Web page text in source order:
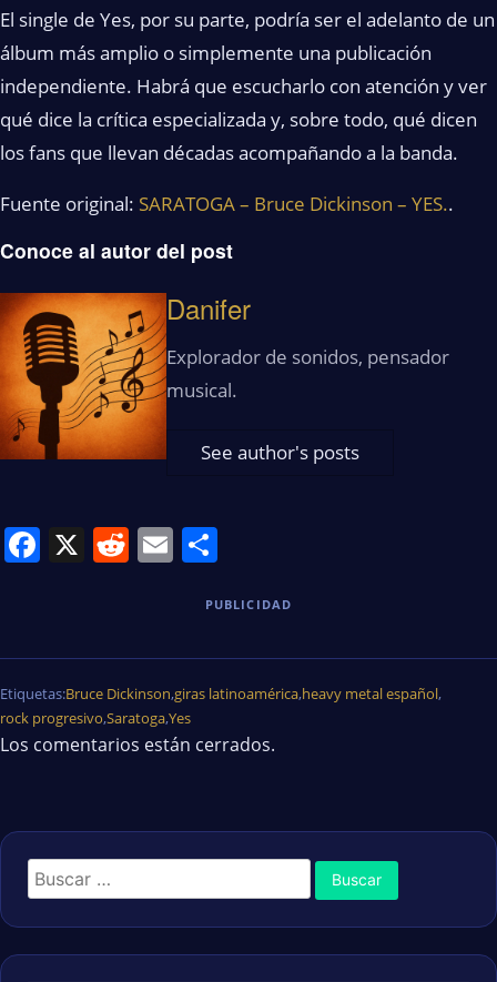
El single de Yes, por su parte, podría ser el adelanto de un
álbum más amplio o simplemente una publicación
independiente. Habrá que escucharlo con atención y ver
qué dice la crítica especializada y, sobre todo, qué dicen
los fans que llevan décadas acompañando a la banda.
Fuente original: SARATOGA – Bruce Dickinson – YES..
Conoce al autor del post
Danifer
Explorador de sonidos, pensador
musical.
See author's posts
Facebook
X Reddit
Email
PUBLICIDAD
Etiquetas:Bruce Dickinson,giras latinoamérica,heavy metal español,
rock progresivo,Saratoga,Yes
Los comentarios están cerrados.
Buscar: